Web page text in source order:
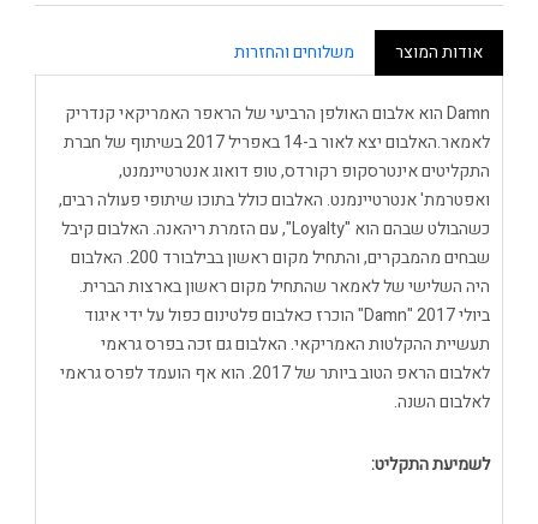
אודות המוצר משלוחים והחזרות
Damn הוא אלבום האולפן הרביעי של הראפר האמריקאי קנדריק
לאמאר.האלבום יצא לאור ב-14 באפריל 2017 בשיתוף של חברת
התקליטים אינטרסקופ רקורדס, טופ דואוג אנטרטיינמנט,
ואפטרמת' אנטרטיינמנט. האלבום כולל בתוכו שיתופי פעולה רבים,
כשהבולט שבהם הוא "Loyalty", עם הזמרת ריהאנה. האלבום קיבל
שבחים מהמבקרים, והתחיל מקום ראשון בבילבורד 200. האלבום
היה השלישי של לאמאר שהתחיל מקום ראשון בארצות הברית.
ביולי 2017 "Damn" הוכרז כאלבום פלטינום כפול על ידי איגוד
תעשיית ההקלטות האמריקאי. האלבום גם זכה בפרס גראמי
לאלבום הראפ הטוב ביותר של 2017. הוא אף הועמד לפרס גראמי
לאלבום השנה.
לשמיעת התקליט: